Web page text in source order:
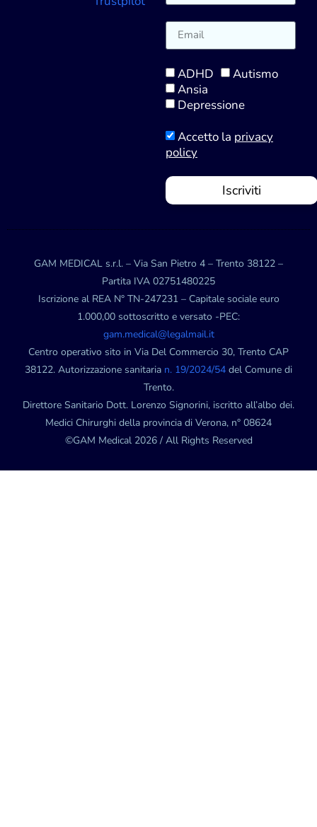
ADHD
Autismo
Ansia
Depressione
Accetto la privacy
policy
Iscriviti
GAM MEDICAL s.r.l. – Via San Pietro 4 – Trento 38122 –
Partita IVA 02751480225
Iscrizione al REA N° TN-247231 – Capitale sociale euro
1.000,00 sottoscritto e versato -PEC:
gam.medical@legalmail.it
Centro operativo sito in Via Del Commercio 30, Trento CAP
38122. Autorizzazione sanitaria n. 19/2024/54 del Comune di
Trento.
Direttore Sanitario Dott. Lorenzo Signorini, iscritto all’albo dei.
Medici Chirurghi della provincia di Verona, n° 08624
©GAM Medical 2026 / All Rights Reserved